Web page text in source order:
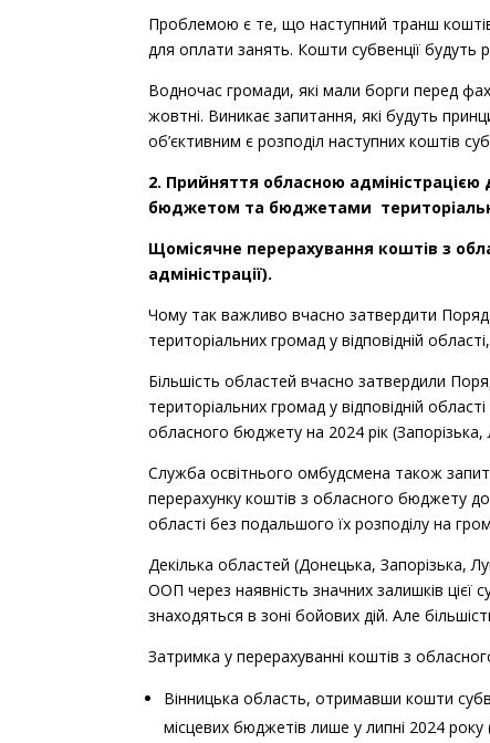
27.07.2024
Кременчуцька
27.07.2024
Полтавська
Кременчуцька
30.07.2024
Київська
Ржищівська
громада
Чернігівська
29.08.2024
Київська
Вишнева
Проблемою є те, що наступний транш коштів
для оплати занять. Кошти субвенції будуть
Водночас громади, які мали борги перед
жовтні. Виникає запитання, які будуть
об’єктивним є розподіл наступних коштів
2. Прийняття обласною
бюджетом та бюджетами
Щомісячне перерахування коштів з
адміністрації).
Чому так важливо вчасно затвердити
територіальних громад у відповідній
Більшість областей вчасно затвердили
територіальних громад у відповідній
обласного бюджету на 2024 рік (Запорізька,
Служба освітнього омбудсмена також
перерахунку коштів з обласного бюджету
області без подальшого їх розподілу на
Декілька областей (Донецька, Запорізька,
ООП через наявність значних залишків цієї
знаходяться в зоні бойових дій. Але
Затримка у перерахуванні коштів з
Вінницька область, отримавши кошти
місцевих бюджетів лише у липні 2024